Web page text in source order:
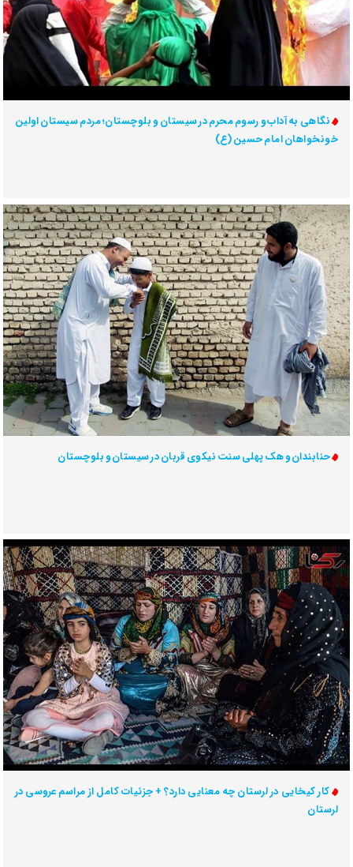
نگاهی به آداب و رسوم محرم در سیستان و بلوچستان؛ مردم سیستان اولین
خونخواهان امام حسین (ع)
حنابندان و هک پهلی سنت‌ نیکوی قربان در سیستان و بلوچستان
کار کیخایی در لرستان چه معنایی دارد؟ + جزئیات کامل از مراسم عروسی در
لرستان